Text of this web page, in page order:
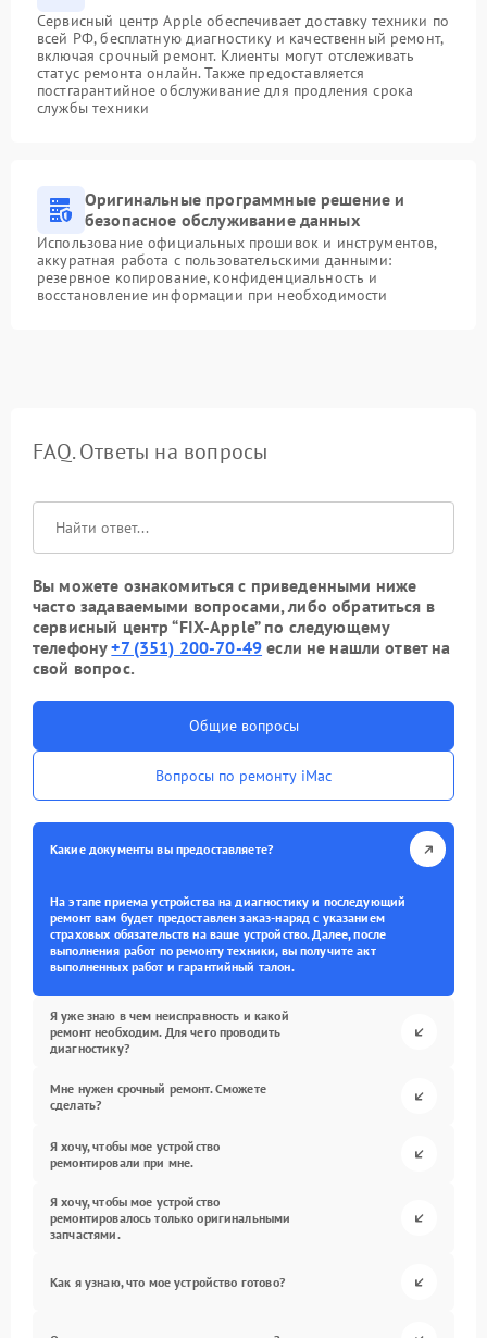
Сервисный центр Apple обеспечивает доставку техники по
всей РФ, бесплатную диагностику и качественный ремонт,
включая срочный ремонт. Клиенты могут отслеживать
статус ремонта онлайн. Также предоставляется
постгарантийное обслуживание для продления срока
службы техники
Оригинальные программные решение и
безопасное обслуживание данных
Использование официальных прошивок и инструментов,
аккуратная работа с пользовательскими данными:
резервное копирование, конфиденциальность и
восстановление информации при необходимости
FAQ. Ответы на вопросы
Вы можете ознакомиться с приведенными ниже
часто задаваемыми вопросами, либо обратиться в
сервисный центр “FIX-Apple” по следующему
телефону+7 (351) 200-70-49 если не нашли ответ на
свой вопрос.
Общие вопросы
Вопросы по ремонту iMac
Какие документы вы предоставляете?
На этапе приема устройства на диагностику и последующий
ремонт вам будет предоставлен заказ-наряд с указанием
страховых обязательств на ваше устройство. Далее, после
выполнения работ по ремонту техники, вы получите акт
выполненных работ и гарантийный талон.
Я уже знаю в чем неисправность и какой
ремонт необходим. Для чего проводить
диагностику?
Мне нужен срочный ремонт. Сможете
сделать?
Я хочу, чтобы мое устройство
ремонтировали при мне.
Я хочу, чтобы мое устройство
ремонтировалось только оригинальными
запчастями.
Как я узнаю, что мое устройство готово?